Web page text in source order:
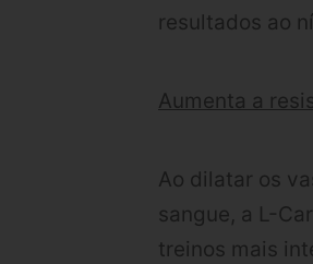
resultados ao
Aumenta a
Ao dilatar os
sangue, a L-
treinos mais